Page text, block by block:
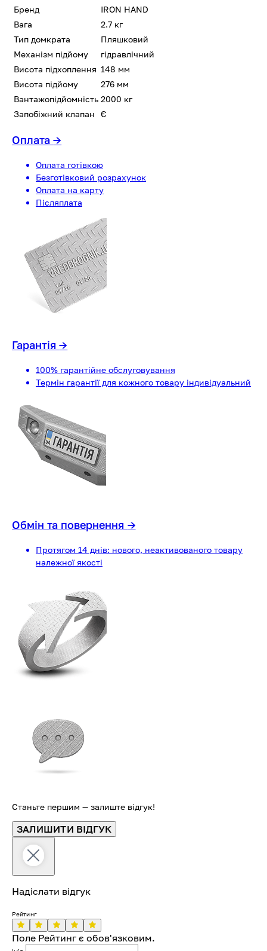
Бренд
IRON HAND
Вага
2.7 кг
Тип домкрата
Пляшковий
Механізм підйому
гідравлічний
Висота підхоплення 148 мм
Висота підйому
276 мм
Вантажопідйомність 2000 кг
Запобіжний клапан
Є
Оплата→
Оплата готівкою
Безготівковий розрахунок
Оплата на карту
Післяплата
Гарантія→
100% гарантійне обслуговування
Термін гарантії для кожного товару індивідуальний
Обмін та повернення →
Протягом 14 днів: нового, неактивованого товару
належної якості
Станьте першим — залиште відгук!
ЗАЛИШИТИ ВІДГУК
Надіслати відгук
Рейтинг
Поле Рейтинг є обов'язковим.